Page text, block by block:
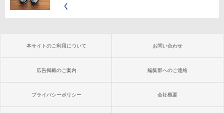
く
本サイトのご利用について お問い合わせ
広告掲載のご案内 編集部へのご連絡
プライバシーポリシー 会社概要